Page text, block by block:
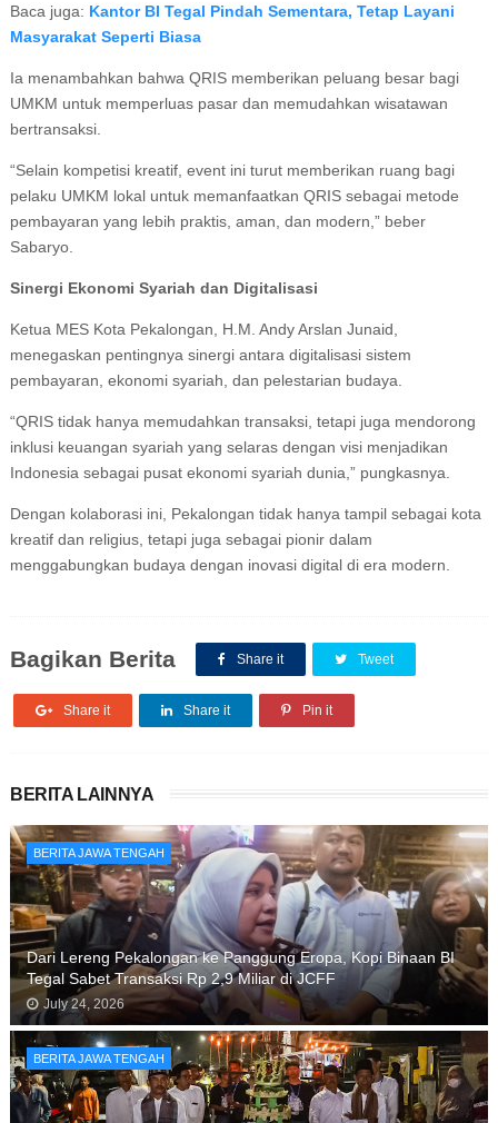
Baca juga: Kantor BI Tegal Pindah Sementara, Tetap Layani
Masyarakat Seperti Biasa
Ia menambahkan bahwa QRIS memberikan peluang besar bagi
UMKM untuk memperluas pasar dan memudahkan wisatawan
bertransaksi.
“Selain kompetisi kreatif, event ini turut memberikan ruang bagi
pelaku UMKM lokal untuk memanfaatkan QRIS sebagai metode
pembayaran yang lebih praktis, aman, dan modern,” beber
Sabaryo.
Sinergi Ekonomi Syariah dan Digitalisasi
Ketua MES Kota Pekalongan, H.M. Andy Arslan Junaid,
menegaskan pentingnya sinergi antara digitalisasi sistem
pembayaran, ekonomi syariah, dan pelestarian budaya.
“QRIS tidak hanya memudahkan transaksi, tetapi juga mendorong
inklusi keuangan syariah yang selaras dengan visi menjadikan
Indonesia sebagai pusat ekonomi syariah dunia,” pungkasnya.
Dengan kolaborasi ini, Pekalongan tidak hanya tampil sebagai kota
kreatif dan religius, tetapi juga sebagai pionir dalam
menggabungkan budaya dengan inovasi digital di era modern.
Bagikan Berita Share it Tweet
Share it Share it Pin it
BERITA LAINNYA
BERITA JAWA TENGAH
Dari Lereng Pekalongan ke Panggung Eropa, Kopi Binaan BI
Tegal Sabet Transaksi Rp 2,9 Miliar di JCFF
July 24, 2026
BERITA JAWA TENGAH